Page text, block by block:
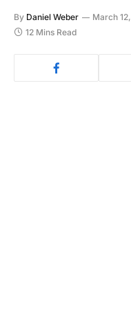
By Daniel Weber March
12 Mins Read